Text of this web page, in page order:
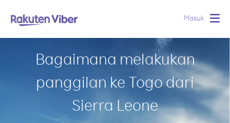
Masuk
Bagaimana melakukan
panggilan ke Togo dari
Sierra Leone